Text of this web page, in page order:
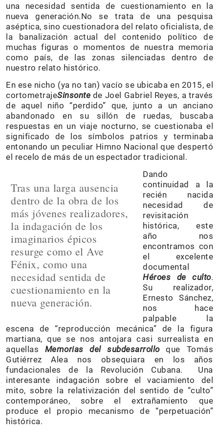
una necesidad sentida de cuestionamiento en la
nueva generación.No se trata de una pesquisa
aséptica, sino cuestionadora del relato oficialista, de
la banalización actual del contenido político de
muchas figuras o momentos de nuestra memoria
como país, de las zonas silenciadas dentro de
nuestro relato histórico.
En ese nicho (ya no tan) vacío se ubicaba en 2015, el
cortometrajeSinsonte de Joel Gabriel Reyes, a través
de aquel niño “perdido” que, junto a un anciano
abandonado en su sillón de ruedas, buscaba
respuestas en un viaje nocturno, se cuestionaba el
significado de los símbolos patrios y terminaba
entonando un peculiar Himno Nacional que despertó
el recelo de más de un espectador tradicional.
Tras una larga ausencia
dentro de la obra de los
más jóvenes realizadores,
la indagación de los
imaginarios épicos
resurge como el Ave
Fénix, como una
necesidad sentida de
cuestionamiento en la
nueva generación.
Dando
continuidad a la
recién nacida
necesidad de
revisitación
histórica, este
año nos
encontramos con
el excelente
documental
Héroes de culto.
Su realizador,
Ernesto Sánchez,
nos hace
palpable la
escena de “reproducción mecánica” de la figura
martiana, que se nos antojara casi surrealista en
aquellas Memorias del subdesarrolloque Tomás
Gutiérrez Alea nos obsequiara en los años
fundacionales de la Revolución Cubana. Una
interesante indagación sobre el vaciamiento del
mito, sobre la relativización del sentido de “culto”
contemporáneo, sobre el extrañamiento que
produce el propio mecanismo de “perpetuación”
histórica.